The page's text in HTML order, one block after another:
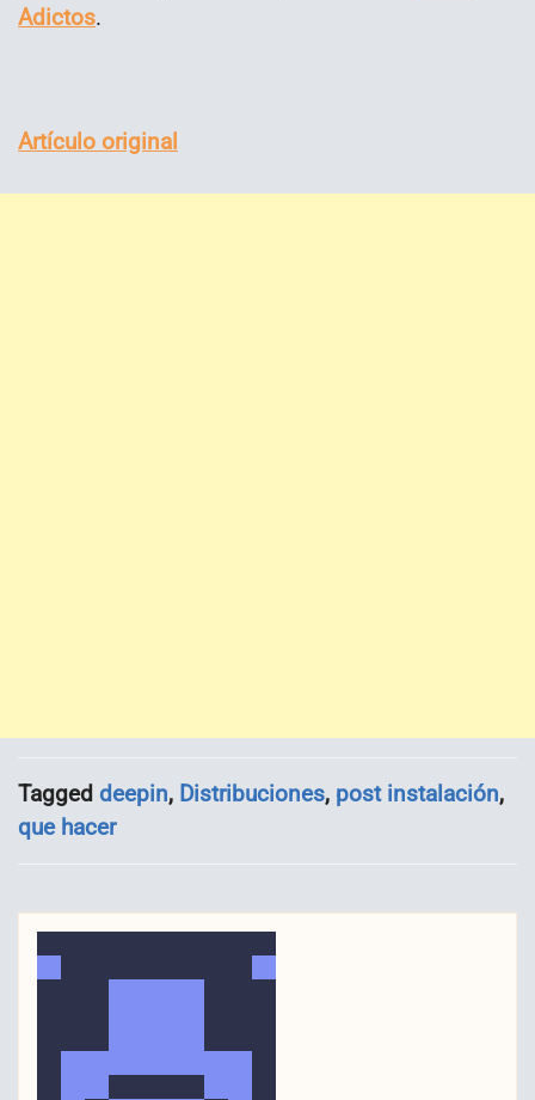
Adictos.
Artículo original
Tagged deepin, Distribuciones, post instalación,
que hacer